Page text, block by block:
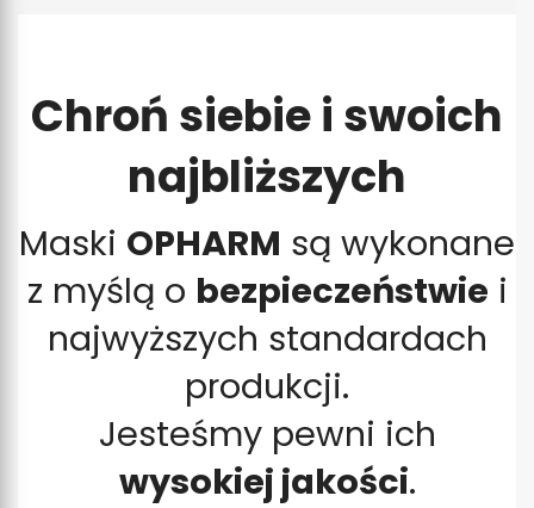
Chroń siebie i swoich
najbliższych
Maski OPHARM są wykonane
z myślą o bezpieczeństwie i
najwyższych standardach
produkcji.
Jesteśmy pewni ich
wysokiej jakości.